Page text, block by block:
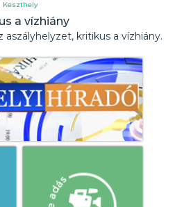
Keszthely
a vízhiány
kritikus a vízhiány.